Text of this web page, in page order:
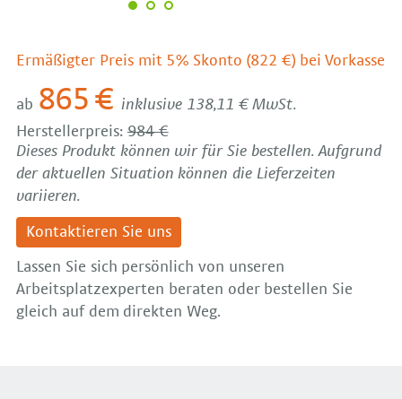
Ermäßigter Preis mit 5% Skonto (822 €) bei Vorkasse
ab 865 € inklusive 138,11 € MwSt.
Herstellerpreis:984 €
Dieses Produkt können wir für Sie bestellen. Aufgrund
der aktuellen Situation können die Lieferzeiten
variieren.
Kontaktieren Sie uns
Lassen Sie sich persönlich von unseren
Arbeitsplatzexperten beraten oder bestellen Sie
gleich auf dem direkten Weg.